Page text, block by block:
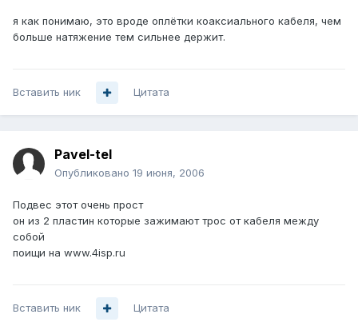
я как понимаю, это вроде оплётки коаксиального кабеля, чем
больше натяжение тем сильнее держит.
Вставить ник Цитата
Pavel-tel
Опубликовано 19 июня, 2006
Подвес этот очень прост
он из 2 пластин которые зажимают трос от кабеля между
собой
поищи на www.4isp.ru
Вставить ник Цитата